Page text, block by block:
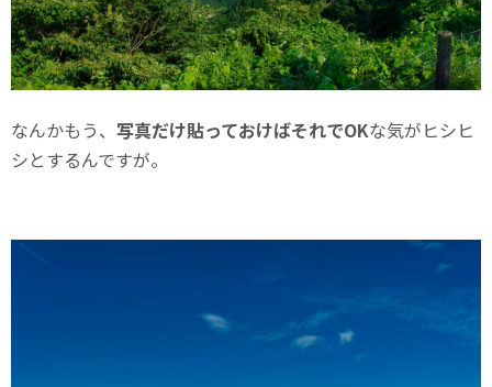
なんかもう、 写真だけ貼っておけばそれでOKな気がヒシヒ
シとするんですが。